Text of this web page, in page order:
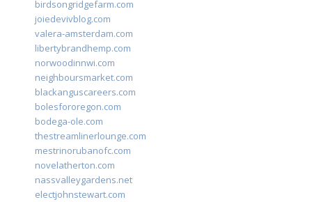
birdsongridgefarm.com
joiedevivblog.com
valera-amsterdam.com
libertybrandhemp.com
norwoodinnwi.com
neighboursmarket.com
blackanguscareers.com
bolesfororegon.com
bodega-ole.com
thestreamlinerlounge.com
mestrinorubanofc.com
novelatherton.com
nassvalleygardens.net
electjohnstewart.com